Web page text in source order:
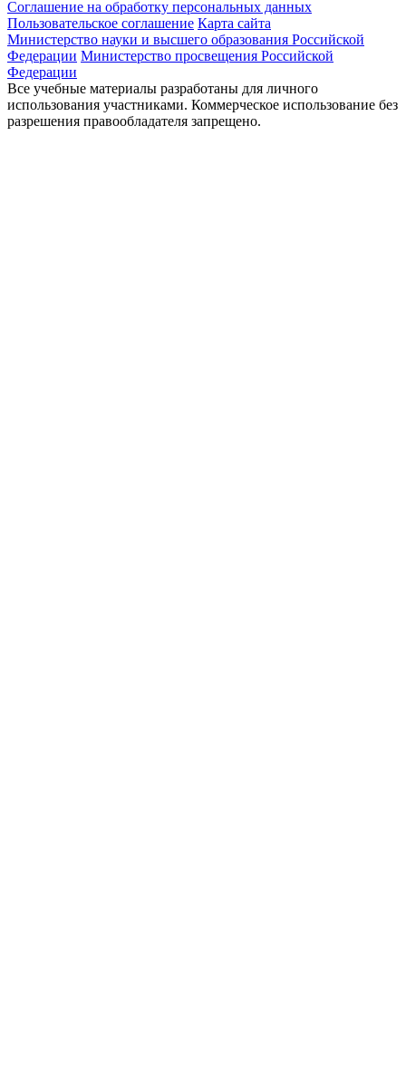
Соглашение на обработку персональных данных
Пользовательское соглашение Карта сайта
Министерство науки и высшего образования Российской
Федерации Министерство просвещения Российской
Федерации
Все учебные материалы разработаны для личного
использования участниками. Коммерческое использование без
разрешения правообладателя запрещено.